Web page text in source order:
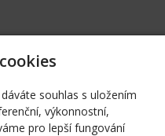
souhlas s uložením
výkonnostní,
pro lepší fungování